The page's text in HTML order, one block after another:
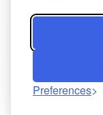
Preferences